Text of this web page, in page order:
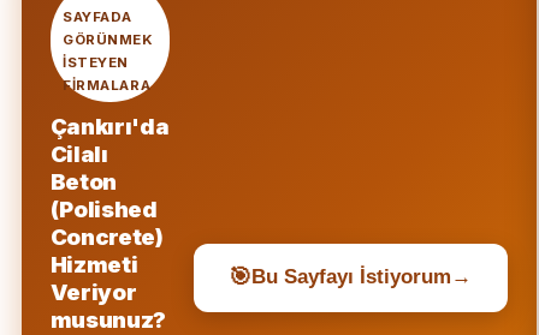
SAYFADA
GÖRÜNMEK
ISTEYEN
FIRMALARA
Çankırı'da
Cilalı
Beton
(Polished
Concrete)
Hizmeti
Veriyor
musunuz?
🎯 Bu Sayfayı İstiyorum →